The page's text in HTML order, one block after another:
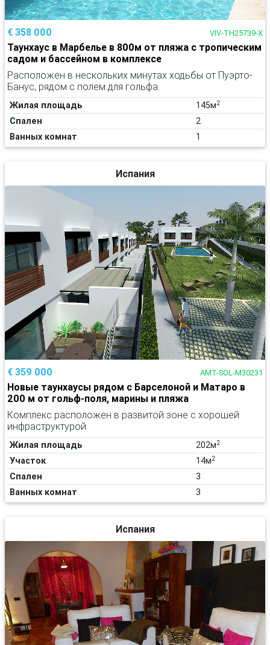
€ 358 000 VIV-TH25739-X
Таунхаус в Марбелье в 800м от пляжа с тропическим
садом и бассейном в комплексе
Расположен в нескольких минутах ходьбы от Пуэрто-
Банус, рядом с полем для гольфа.
Жилая площадь 145м2
Спален
2
Ванных комнат
1
Испания
€ 359 000 AMT-SOL-M30231
Новые таунхаусы рядом с Барселоной и Матаро в
200 м от гольф-поля, марины и пляжа
Комплекс расположен в развитой зоне с хорошей
инфраструктурой
Жилая площадь 202м2
Участок 14м2
Спален
3
Ванных комнат
3
Испания